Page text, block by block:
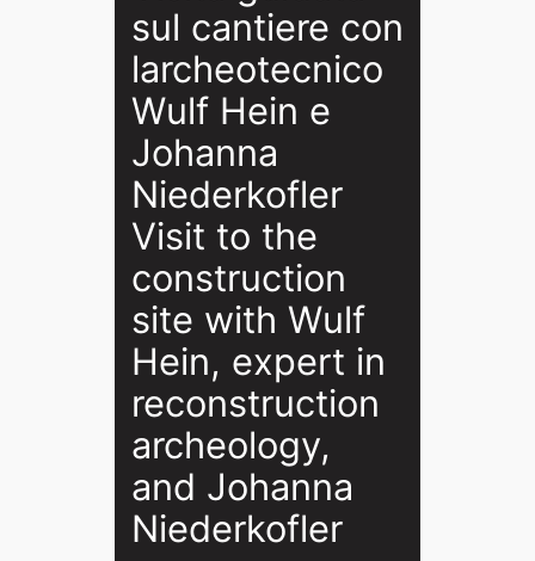
sul cantiere con
larcheotecnico
Wulf Hein e
Johanna
Niederkofler
Visit to the
construction
site with Wulf
Hein, expert in
reconstruction
archeology,
and Johanna
Niederkofler